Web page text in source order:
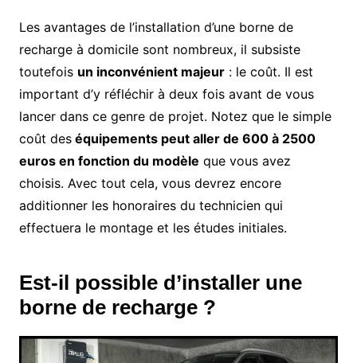
Les avantages de l’installation d’une borne de
recharge à domicile sont nombreux, il subsiste
toutefois un inconvénient majeur: le coût. Il est
important d’y réfléchir à deux fois avant de vous
lancer dans ce genre de projet. Notez que le simple
coût deséquipements peut aller de 600 à 2500
euros en fonction du modèle que vous avez
choisis. Avec tout cela, vous devrez encore
additionner les honoraires du technicien qui
effectuera le montage et les études initiales.
Est-il possible d’installer une
borne de recharge ?